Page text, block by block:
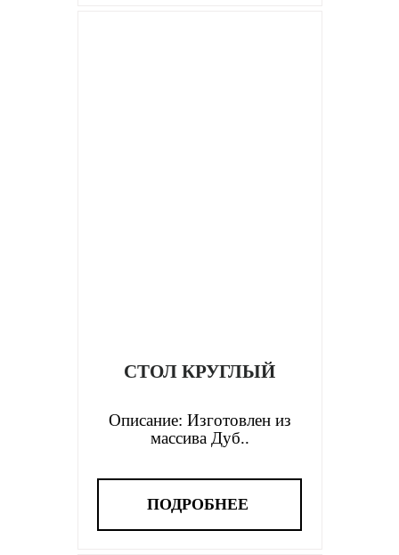
СТОЛ КРУГЛЫЙ
Описание: Изготовлен из
массива Дуб..
ПОДРОБНЕЕ